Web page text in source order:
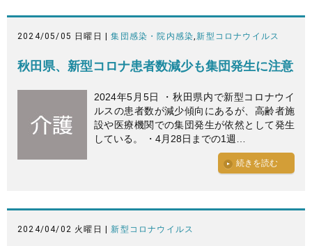
2024/05/05 日曜日 |集団感染・院内感染 ,新型コロナウイルス
秋田県、新型コロナ患者数減少も集団発生に注意
2024年5月5日 ・秋田県内で新型コロナウイ
ルスの患者数が減少傾向にあるが、高齢者施
設や医療機関での集団発生が依然として発生
している。 ・4月28日までの1週…
続きを読む
2024/04/02 火曜日 |新型コロナウイルス